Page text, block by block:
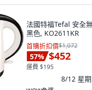
法國特福Tefal 安全
黑色, KO2611KR
首購折扣價$1,072
57% $452
運費 $195
8/12 星